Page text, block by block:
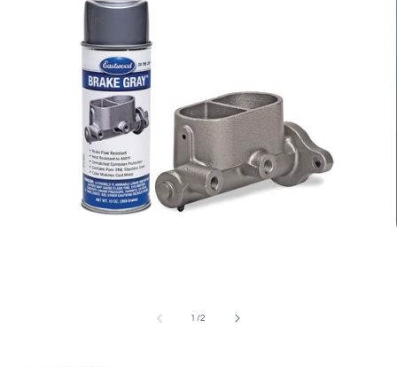
1 /de
2